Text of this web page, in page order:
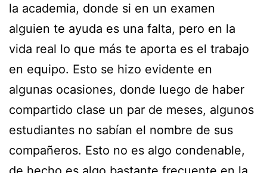
la academia, donde si en un examen
alguien te ayuda es una falta, pero en la
vida real lo que más te aporta es el trabajo
en equipo. Esto se hizo evidente en
algunas ocasiones, donde luego de haber
compartido clase un par de meses, algunos
estudiantes no sabían el nombre de sus
compañeros. Esto no es algo condenable,